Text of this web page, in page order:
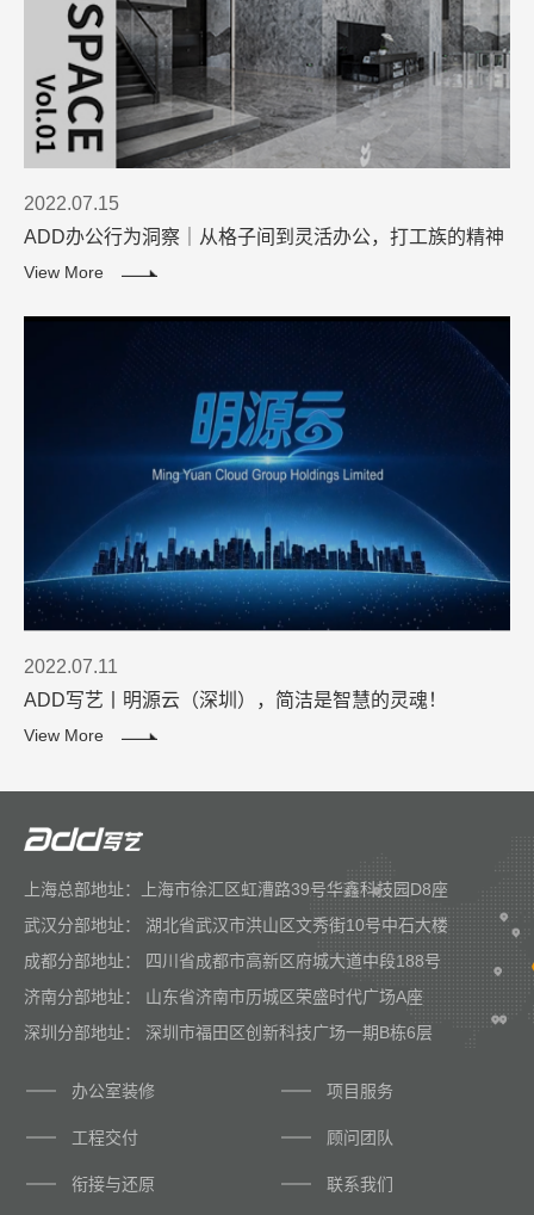
2022.07.15
ADD办公行为洞察｜从格子间到灵活办公，打工族的精神
解放进程
View More
2022.07.11
ADD写艺丨明源云（深圳），简洁是智慧的灵魂！
View More
上海总部地址：上海市徐汇区虹漕路39号华鑫科技园D8座
武汉分部地址： 湖北省武汉市洪山区文秀街10号中石大楼
成都分部地址： 四川省成都市高新区府城大道中段188号
济南分部地址： 山东省济南市历城区荣盛时代广场A座
深圳分部地址： 深圳市福田区创新科技广场一期B栋6层
办公室装修 项目服务
工程交付 顾问团队
衔接与还原 联系我们